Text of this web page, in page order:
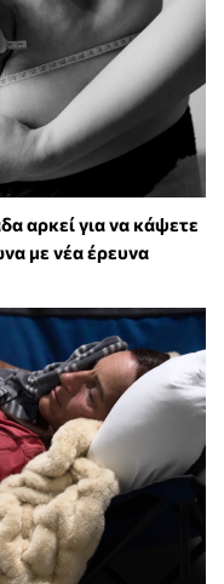
αρκεί για να κάψετε
με νέα έρευνα